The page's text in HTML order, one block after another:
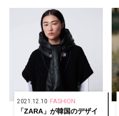
2021.12.10 FASHION
「ZARA」が韓国のデザイ